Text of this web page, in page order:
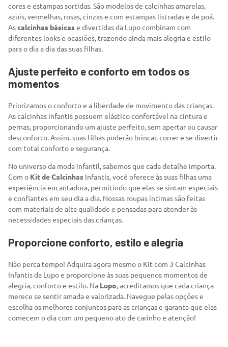
cores e estampas sortidas. São modelos de calcinhas amarelas,
azuis, vermelhas, rosas, cinzas e com estampas listradas e de poá.
Ascalcinhas básicase divertidas da Lupo combinam com
diferentes looks e ocasiões, trazendo ainda mais alegria e estilo
para o dia a dia das suas filhas.
Ajuste perfeito e conforto em todos os
momentos
Priorizamos o conforto e a liberdade de movimento das crianças.
As calcinhas infantis possuem elástico confortável na cintura e
pernas, proporcionando um ajuste perfeito, sem apertar ou causar
desconforto. Assim, suas filhas poderão brincar, correr e se divertir
com total conforto e segurança.
No universo da moda infantil, sabemos que cada detalhe importa.
Com o Kit de Calcinhas Infantis, você oferece às suas filhas uma
experiência encantadora, permitindo que elas se sintam especiais
e confiantes em seu dia a dia. Nossas roupas íntimas são feitas
com materiais de alta qualidade e pensadas para atender às
necessidades especiais das crianças.
Proporcione conforto, estilo e alegria
Não perca tempo! Adquira agora mesmo o Kit com 3 Calcinhas
Infantis da Lupo e proporcione às suas pequenos momentos de
alegria, conforto e estilo. Na Lupo, acreditamos que cada criança
merece se sentir amada e valorizada. Navegue pelas opções e
escolha os melhores conjuntos para as crianças e garanta que elas
comecem o dia com um pequeno ato de carinho e atenção!